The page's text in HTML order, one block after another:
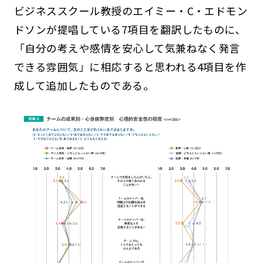
ビジネススクール教授のエイミー・C・エドモン
ドソンが提唱している7項目を翻訳したものに、
「自分の考えや感情を安心して気兼ねなく発言
できる雰囲気」に相応すると思われる4項目を作
成して追加したものである。